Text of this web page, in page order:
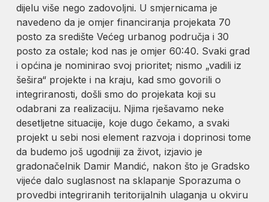
dijelu više nego zadovoljni. U smjernicama je
navedeno da je omjer financiranja projekata 70
posto za središte Većeg urbanog područja i 30
posto za ostale; kod nas je omjer 60:40. Svaki grad
i općina je nominirao svoj prioritet; nismo „vadili iz
šešira“ projekte i na kraju, kad smo govorili o
integriranosti, došli smo do projekata koji su
odabrani za realizaciju. Njima rješavamo neke
desetljetne situacije, koje dugo čekamo, a svaki
projekt u sebi nosi element razvoja i doprinosi tome
da budemo još ugodniji za život, izjavio je
gradonačelnik Damir Mandić, nakon što je Gradsko
vijeće dalo suglasnost na sklapanje Sporazuma o
provedbi integriranih teritorijalnih ulaganja u okviru